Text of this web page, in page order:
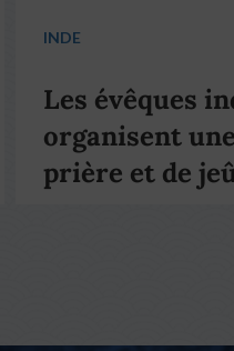
INDE
Les évêques
organisent
prière et de